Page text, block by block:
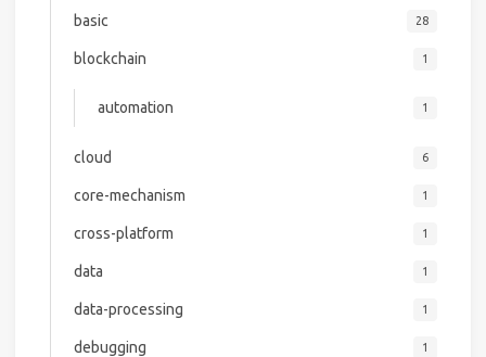
basic 28
blockchain 1
automation 1
cloud 6
core-mechanism 1
cross-platform 1
data 1
data-processing 1
debugging 1